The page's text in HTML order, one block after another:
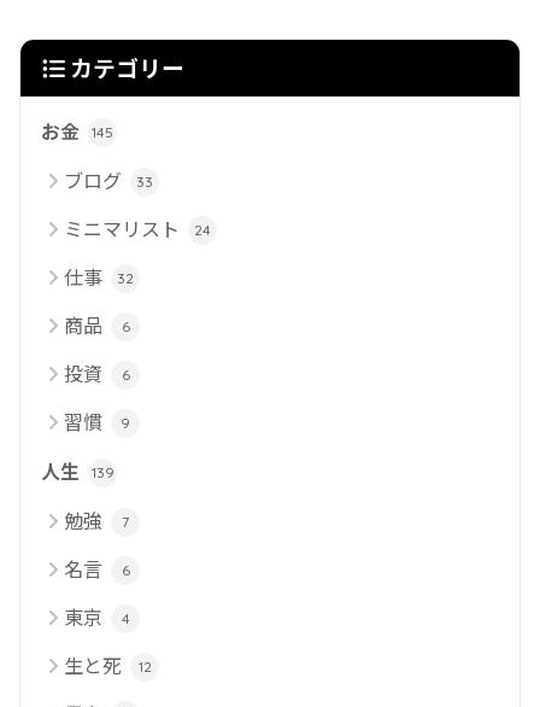
カテゴリー
お金 145
ブログ 33
ミニマリスト 24
仕事 32
商品 6
投資 6
習慣 9
人生 139
勉強 7
名言 6
東京 4
生と死 12